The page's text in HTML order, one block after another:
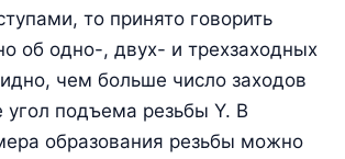
то принято говорить
об одно-, двух- и трехзаходных
чем больше число заходов
подъема резьбы Y. В
образования резьбы можно